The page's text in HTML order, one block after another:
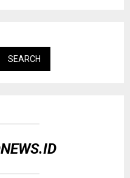
SEARCH